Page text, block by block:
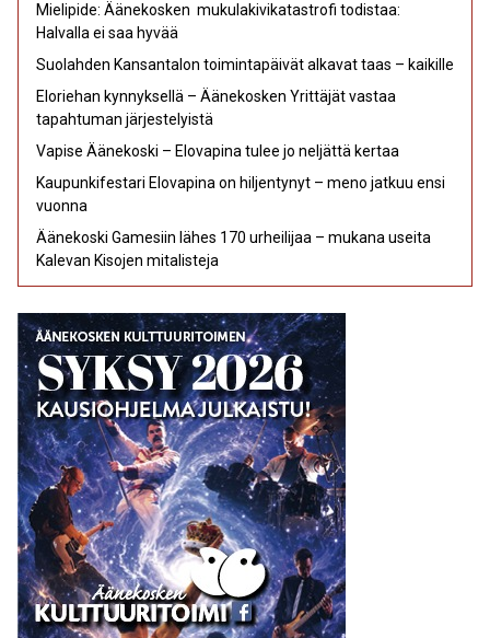
Mielipide: Äänekosken mukulakivikatastrofi todistaa:
Halvalla ei saa hyvää
Suolahden Kansantalon toimintapäivät alkavat taas – kaikille
Eloriehan kynnyksellä – Äänekosken Yrittäjät vastaa
tapahtuman järjestelyistä
Vapise Äänekoski – Elovapina tulee jo neljättä kertaa
Kaupunkifestari Elovapina on hiljentynyt – meno jatkuu ensi
vuonna
Äänekoski Gamesiin lähes 170 urheilijaa – mukana useita
Kalevan Kisojen mitalisteja